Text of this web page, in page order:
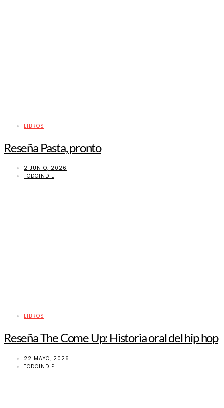
LIBROS
Reseña Pasta, pronto
2 JUNIO, 2026
TODOINDIE
LIBROS
Reseña The Come Up: Historia oral del hip hop
22 MAYO, 2026
TODOINDIE